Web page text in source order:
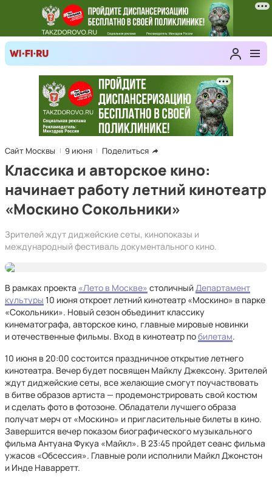
Сайт Москвы 9 июня Поделиться
Классика и авторское кино:
начинает работу летний кинотеатр
«Москино Сокольники»
Зрителей ждут диджейские сеты, кинопоказы и
международный фестиваль документального кино.
В рамках проекта «Лето в Москве» столичныйДепартамент
культуры 10 июня откроет летний кинотеатр «Москино» в парке
«Сокольники». Новый сезон объединит классику
кинематографа, авторское кино, главные мировые новинки
и отечественные фильмы. Вход в кинотеатр побилетам.
10 июня в 20:00 состоится праздничное открытие летнего
кинотеатра. Вечер будет посвящен Майклу Джексону. Зрителей
ждут диджейские сеты, все желающие смогут поучаствовать
в битве образов артиста — продемонстрировать свой костюм
и сделать фото в фотозоне. Обладатели лучшего образа
получат мерч от «Москино» и пригласительные билеты в кино.
Завершится вечер показом биографического музыкального
фильма Антуана Фукуа «Майкл». В 23:45 пройдет сеанс фильма
ужасов «Обсессия». Главные роли исполнили Майкл Джонстон
и Инде Наварретт.